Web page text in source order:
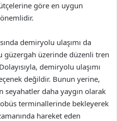
göre en uygun
demiryolu ulaşımı da
güzergah üzerinde düzenli tren
demiryolu ulaşımı
değildir. Bunun yerine,
seyahatler daha yaygın olarak
terminallerinde bekleyerek
hareket eden